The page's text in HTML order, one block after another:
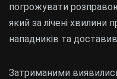
погрожувати
який за лічені хвилини
нападників та доставив
Затриманими